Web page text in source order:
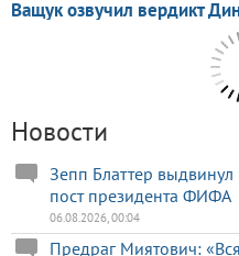
Новости
Зепп Блаттер
пост президента ФИФА
06.08.2026, 00:04
Предраг Миятович: